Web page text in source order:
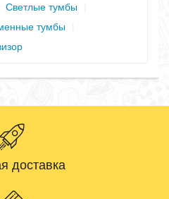
Светлые тумбы
тумбы
доставка